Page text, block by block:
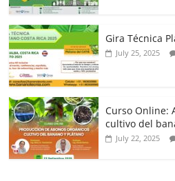
Gira Técnica
July 25, 2025
Curso Online:
cultivo del
July 22, 2025